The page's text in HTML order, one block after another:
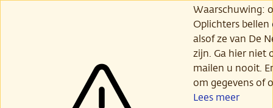
Waarschuwing:
Oplichters
alsof ze van De
zijn. Ga hier niet
mailen u nooit.
om gegevens of
Lees meer